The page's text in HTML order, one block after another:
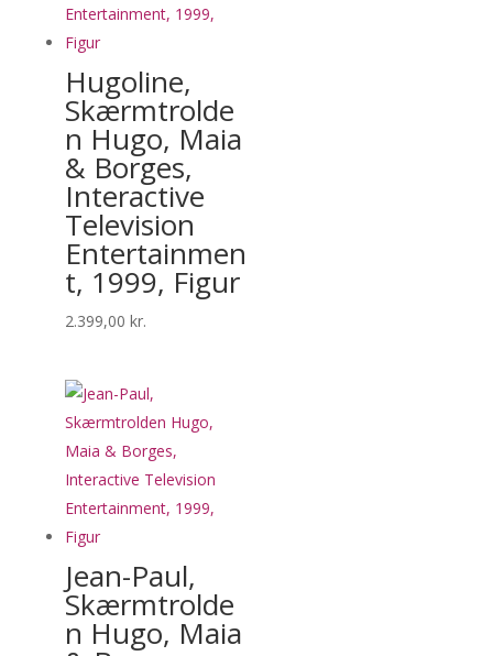
Hugoline,
Skærmtrolde
n Hugo, Maia
& Borges,
Interactive
Television
Entertainmen
t, 1999, Figur
2.399,00 kr.
Jean-Paul,
Skærmtrolde
n Hugo, Maia